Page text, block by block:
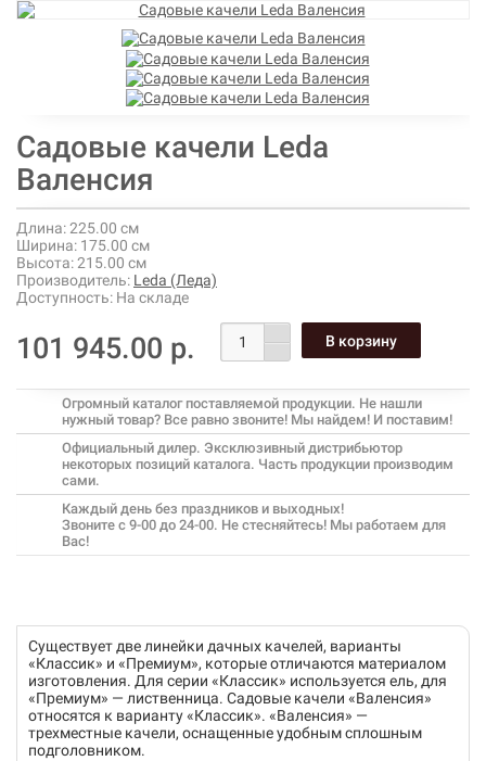
Садовые качели Leda
Валенсия
Длина:225.00 см
Ширина: 175.00 см
Высота:215.00 см
Производитель: Leda (Леда)
Доступность: На складе
101 945.00 р.
Огромный каталог поставляемой продукции. Не нашли
нужный товар? Все равно звоните! Мы найдем! И поставим!
Официальный дилер. Эксклюзивный дистрибьютор
некоторых позиций каталога. Часть продукции производим
сами.
Каждый день без праздников и выходных!
Звоните с 9-00 до 24-00. Не стесняйтесь! Мы работаем для
Вас!
Существует две линейки дачных качелей, варианты
«Классик» и «Премиум», которые отличаются материалом
изготовления. Для серии «Классик» используется ель, для
«Премиум» — лиственница. Садовые качели «Валенсия»
относятся к варианту «Классик». «Валенсия» —
трехместные качели, оснащенные удобным сплошным
подголовником.